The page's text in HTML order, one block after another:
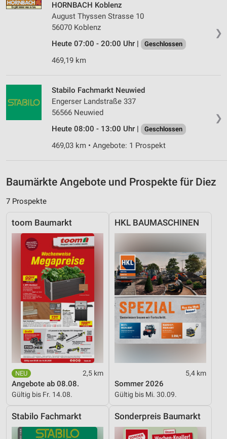
❯
HORNBACH Koblenz
August Thyssen Strasse 10
56070 Koblenz
Heute 07:00 - 20:00 Uhr |
Geschlossen
469,19 km
❯
Stabilo Fachmarkt Neuwied
Engerser Landstraße 337
56566 Neuwied
Heute 08:00 - 13:00 Uhr |
Geschlossen
469,03 km • Angebote: 1 Prospekt
Baumärkte Angebote und Prospekte für Diez
7 Prospekte
toom Baumarkt
2,5 km
Angebote ab 08.08.
Gültig bis Fr. 14.08.
HKL BAUMASCHINEN
5,4 km
Sommer 2026
Gültig bis Mi. 30.09.
Stabilo Fachmarkt Sonderpreis Baumarkt
Speichern von oder Zugriff auf Informationen
auf einem Endgerät
Verwendung reduzierter Daten zur Auswahl von
Verwendung von Profilen zur Auswahl
personalisierter Werbung
Erstellung von Profilen zur Personalisierung
Messung der Werbeleistung
Kombinationen von Daten aus verschiedenen
Quellen
Entwicklung und Verbesserung der Angebote
Verwendung reduzierter Daten zur Auswahl von
Inhalten
IAB-Besonderheiten:
Verwendung genauer Standortdaten
Geräte anhand von aktiv angeforderten
Informationen identifizieren
Nicht-IAB-Verarbeitungszwecke:
Notwendig
Performance
Funktional